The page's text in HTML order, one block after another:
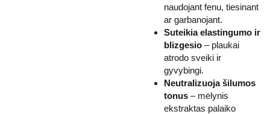
naudojant fenu, tiesinant
ar garbanojant.
Suteikia elastingumo ir
blizgesio – plaukai
atrodo sveiki ir
gyvybingi.
Neutralizuoja šilumos
tonus – mėlynis
ekstraktas palaiko